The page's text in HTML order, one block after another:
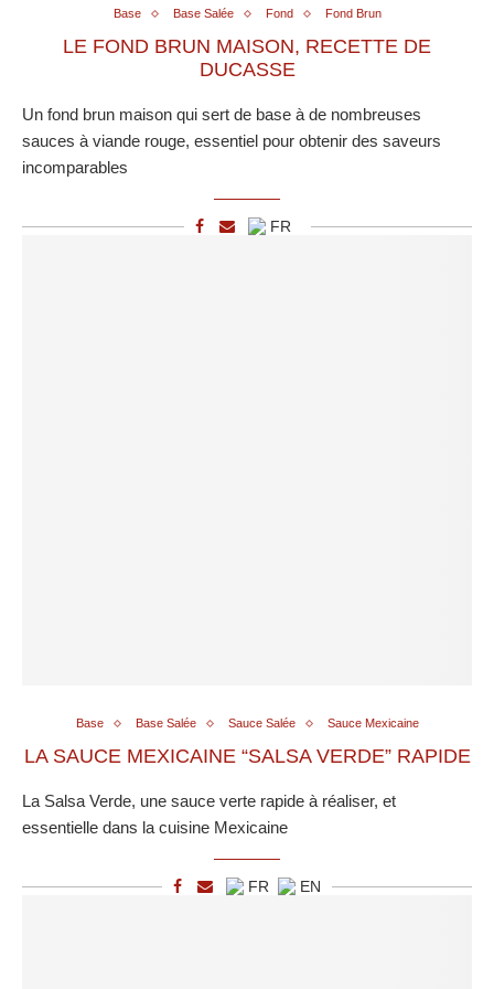
Base Base Salée Fond Fond Brun
LE FOND BRUN MAISON, RECETTE DE
DUCASSE
Un fond brun maison qui sert de base à de nombreuses
sauces à viande rouge, essentiel pour obtenir des saveurs
incomparables
FR
Base Base Salée Sauce Salée Sauce Mexicaine
LA SAUCE MEXICAINE “SALSA VERDE” RAPIDE
La Salsa Verde, une sauce verte rapide à réaliser, et
essentielle dans la cuisine Mexicaine
FR EN